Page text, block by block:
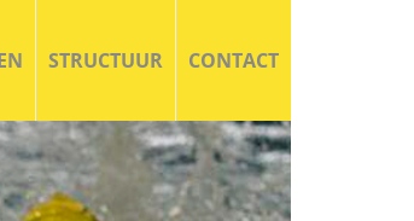
STRUCTUUR CONTACT